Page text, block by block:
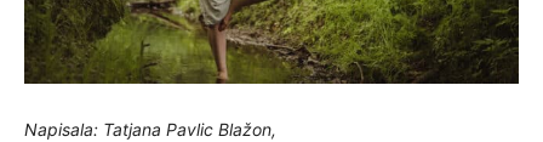
Napisala: Tatjana Pavlic Blažon,